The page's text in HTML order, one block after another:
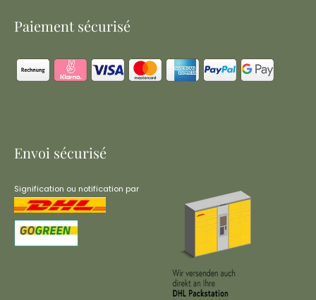
Envoi sécurisé
Signification ou notification par
Paiement sécurisé